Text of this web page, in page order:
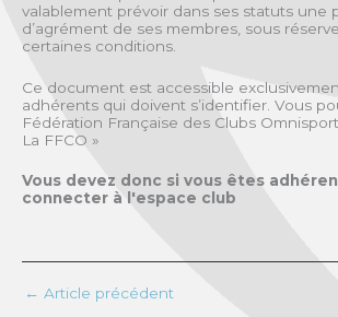
valablement prévoir dans ses statuts une
d’agrément de ses membres, sous
certaines conditions.
Ce document est accessible
adhérents qui doivent s’identifier. Vous
Fédération Française des Clubs
La FFCO »
Vous devez donc si vous êtes
connecter à l'espace club
← Article précédent